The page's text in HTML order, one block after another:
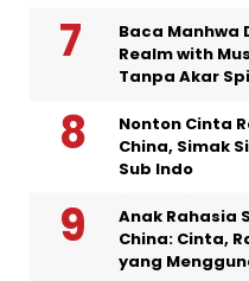
Baca
Realm with
Tanpa Akar
Nonton Cinta
China, Simak
Sub Indo
Anak Rahasia
China: Cinta,
yang